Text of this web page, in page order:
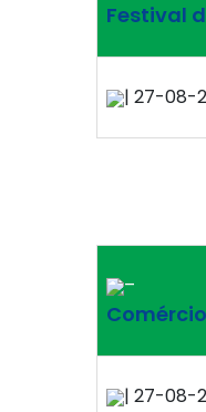
Festival
| 27-08-
–
| 27-08-